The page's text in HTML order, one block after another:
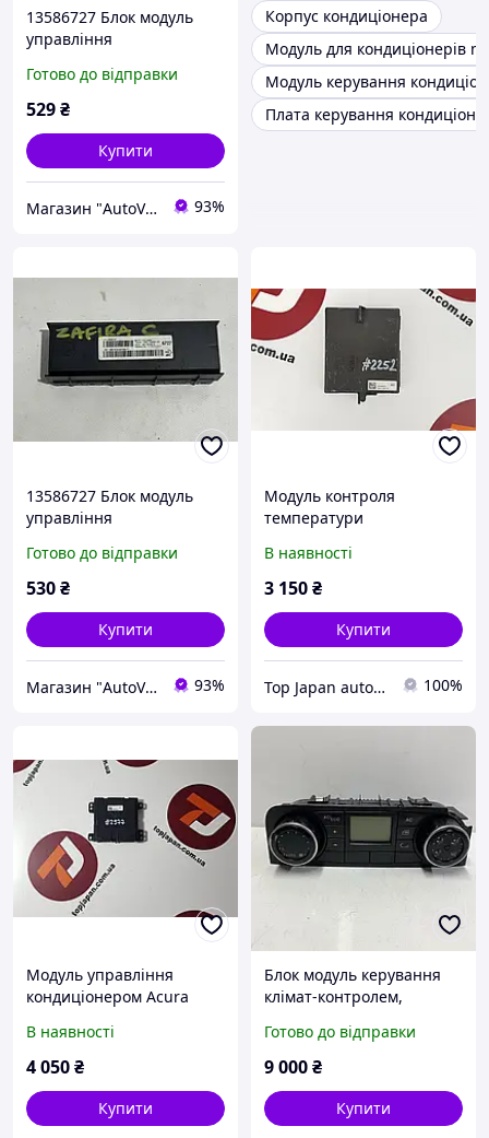
13586727 Блок модуль
управління
Zafira C Astra J
Готово до відправки
529₴
Купити
Магазин "AutoVisage" 93%
Корпус кондиціонера
Модуль для кондиціонерів
Модуль керування
Плата керування
13586727 Блок модуль
управління
Zafira C Astra J
Готово до відправки
530₴
Купити
Магазин "AutoVisage" 93%
Модуль контроля
температури
код 79610-TZ3-A411-M1
В наявності
3 150₴
Купити
Top Japan autoparts 100%
Модуль управління
кондиціонером Acura
M1, 79600-TJB-A313
В наявності
4 050₴
Купити
Блок модуль керування
клімат-контролем,
TGS TGX б/в Ман Тгс Тгх
81619906078
Готово до відправки
9 000₴
Купити